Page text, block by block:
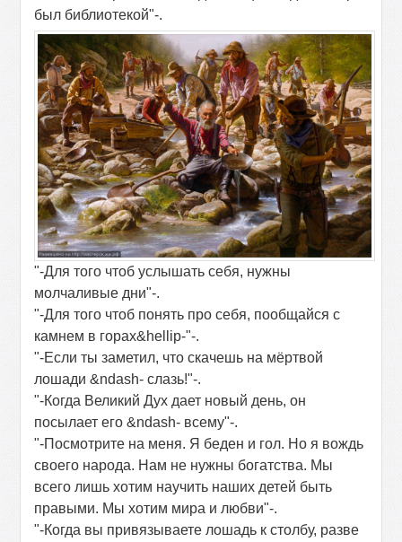
был библиотекой"-.
"-Для того чтоб услышать себя, нужны
молчаливые дни"-.
"-Для того чтоб понять про себя, пообщайся с
камнем в горах&hellip-"-.
"-Если ты заметил, что скачешь на мёртвой
лошади &ndash- слазь!"-.
"-Когда Великий Дух дает новый день, он
посылает его &ndash- всему"-.
"-Посмотрите на меня. Я беден и гол. Но я вождь
своего народа. Нам не нужны богатства. Мы
всего лишь хотим научить наших детей быть
правыми. Мы хотим мира и любви"-.
"-Когда вы привязываете лошадь к столбу, разве